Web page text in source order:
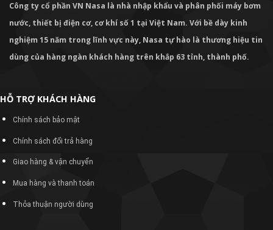
Công ty cổ phần VN Nasa là nhà nhập khẩu và phân phối máy bơm
nước, thiết bị điện cơ, cơ khí số 1 tại Việt Nam. Với bề dày kinh
nghiệm 15 năm trong lĩnh vực này, Nasa tự hào là thương hiệu tin
dùng của hàng ngàn khách hàng trên khắp 63 tỉnh, thành phố.
HỖ TRỢ KHÁCH HÀNG
Chính sách bảo mật
Chính sách đổi trả hàng
Giao hàng & vận chuyển
Mua hàng và thanh toán
Thỏa thuận người dùng